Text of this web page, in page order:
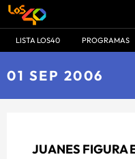
LISTA LOS40 PROGRAMAS
01 SEP 2006
JUANES FIGURA